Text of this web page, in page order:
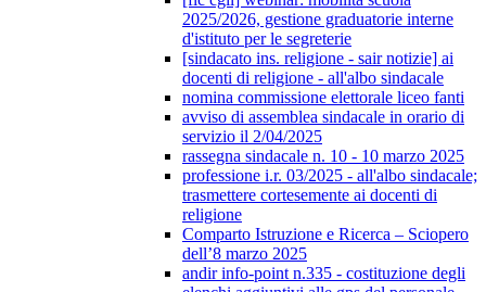
2025/2026, gestione graduatorie interne
d'istituto per le segreterie
[sindacato ins. religione - sair notizie] ai
docenti di religione - all'albo sindacale
nomina commissione elettorale liceo fanti
avviso di assemblea sindacale in orario di
servizio il 2/04/2025
rassegna sindacale n. 10 - 10 marzo 2025
professione i.r. 03/2025 - all'albo sindacale;
trasmettere cortesemente ai docenti di
religione
Comparto Istruzione e Ricerca – Sciopero
dell’8 marzo 2025
andir info-point n.335 - costituzione degli